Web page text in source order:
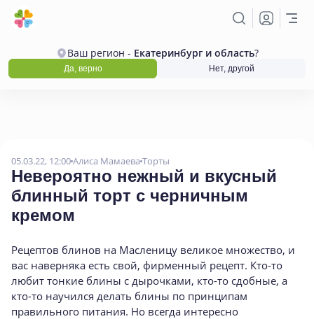
Ваш регион - Екатеринбург и область?
Да, верно Нет, другой
05.03.22, 12:00Алиса Мамаева Торты
Невероятно нежный и вкусный
блинный торт с черничным
кремом
Рецептов блинов на Масленицу великое множество, и
вас наверняка есть свой, фирменный рецепт. Кто-то
любит тонкие блины с дырочками, кто-то сдобные, а
кто-то научился делать блины по принципам
правильного питания. Но всегда интересно